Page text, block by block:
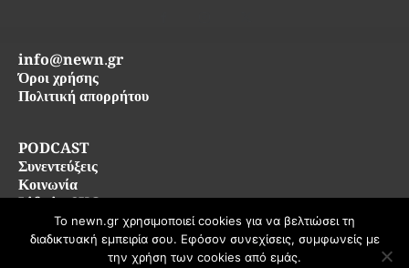
PODCAST
Συνεντεύξεις
Κοινωνία
Life in SKG
info@newn.gr
Όροι χρήσης
Πολιτική απορρήτου
© 2026 newn.gr — Όλα τα δικαιώματα διατηρούνται
Το newn.gr χρησιμοποιεί cookies για να βελτιώσει τη
διαδικτυακή εμπειρία σου. Εφόσον συνεχίσεις, συμφωνείς με
την χρήση των cookies από εμάς.